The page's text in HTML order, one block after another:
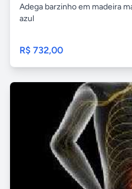
Adega barzinho em madeira
azul
R$ 732,00